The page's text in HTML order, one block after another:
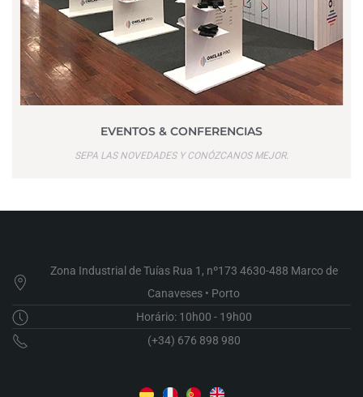
EVENTOS & CONFERENCIAS
SEPA LAS NOVEDADES Y CONÓZCANOS MEJOR.
Zona Industrial de Tuías Rua 1, nº173 4630-488 Marco de
Canaveses • Porto
Horário: 10h00 - 19h00
(+34) 676 898 980